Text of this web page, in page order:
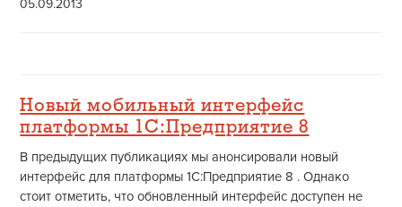
05.09.2013
Новый мобильный интерфейс
платформы 1С:Предприятие 8
В предыдущих публикациях мы анонсировали новый
интерфейс для платформы 1С:Предприятие 8 . Однако
стоит отметить, что обновленный интерфейс доступен не